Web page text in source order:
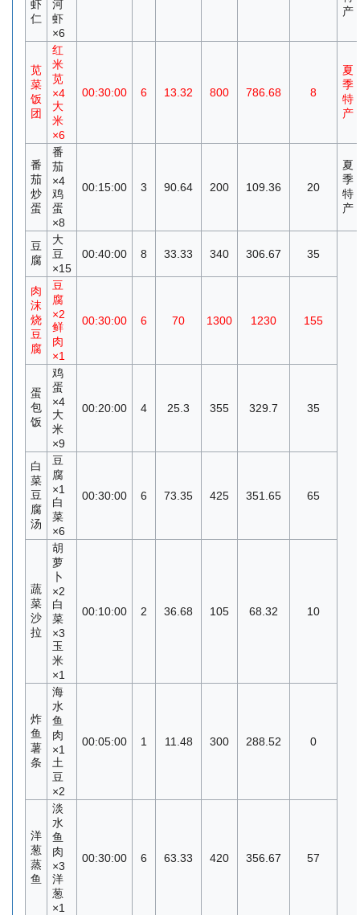
虾
仁
河
虾
×6
产
苋
菜
饭
团
红
米
苋
×4
大
米
×6
00:30:00 6 13.32 800 786.68 8
夏
季
特
产
番
茄
炒
蛋
番
茄
×4
鸡
蛋
×8
00:15:00 3 90.64 200 109.36 20
夏
季
特
产
豆
腐
大
豆
×15
00:40:00 8 33.33 340 306.67 35
肉
沫
烧
豆
腐
豆
腐
×2
鲜
肉
×1
00:30:00 6 70 1300 1230 155
蛋
包
饭
鸡
蛋
×4
大
米
×9
00:20:00 4 25.3 355 329.7 35
白
菜
豆
腐
汤
豆
腐
×1
白
菜
×6
00:30:00 6 73.35 425 351.65 65
蔬
菜
沙
拉
胡
萝
卜
×2
白
菜
×3
玉
米
×1
00:10:00 2 36.68 105 68.32 10
炸
鱼
薯
条
海
水
鱼
肉
×1
土
豆
×2
00:05:00 1 11.48 300 288.52 0
洋
葱
蒸
鱼
淡
水
鱼
肉
×3
洋
葱
×1
00:30:00 6 63.33 420 356.67 57